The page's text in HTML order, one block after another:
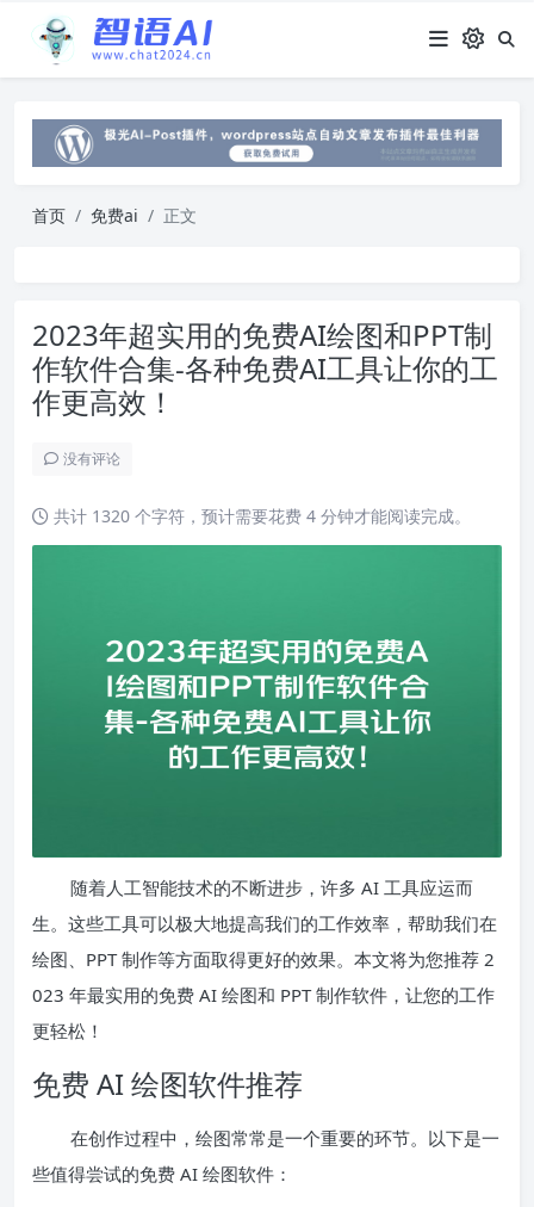
首页 免费ai 正文
2023年超实用的免费AI绘图和PPT制
作软件合集-各种免费AI工具让你的工
作更高效！
没有评论
共计 1320 个字符，预计需要花费 4 分钟才能阅读完成。
随着人工智能技术的不断进步，许多 AI 工具应运而
生。这些工具可以极大地提高我们的工作效率，帮助我们在
绘图、PPT 制作等方面取得更好的效果。本文将为您推荐 2
023 年最实用的免费 AI 绘图和 PPT 制作软件，让您的工作
更轻松！
免费 AI 绘图软件推荐
在创作过程中，绘图常常是一个重要的环节。以下是一
些值得尝试的免费 AI 绘图软件：